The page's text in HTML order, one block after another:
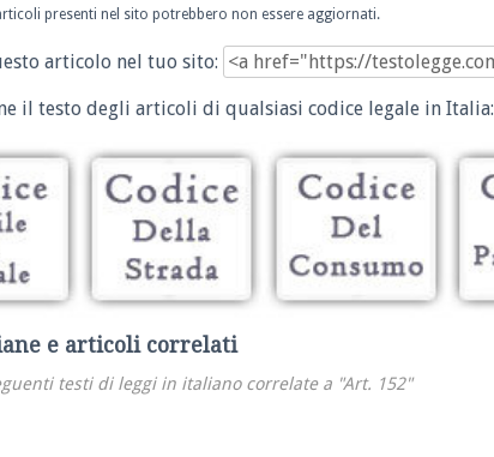
presenti nel sito potrebbero non essere aggiornati.
articolo nel tuo sito:
il testo degli articoli di qualsiasi codice legale in Italia:
e articoli correlati
testi di leggi in italiano correlate a "Art. 152"